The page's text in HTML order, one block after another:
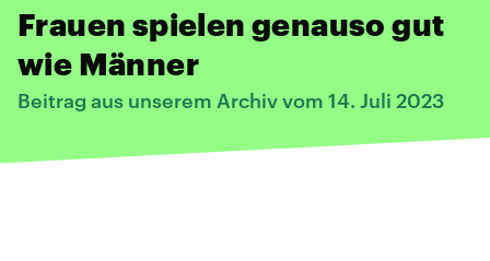
Frauen spielen genauso gut
wie Männer
Beitrag aus unserem Archiv vom 14. Juli 2023